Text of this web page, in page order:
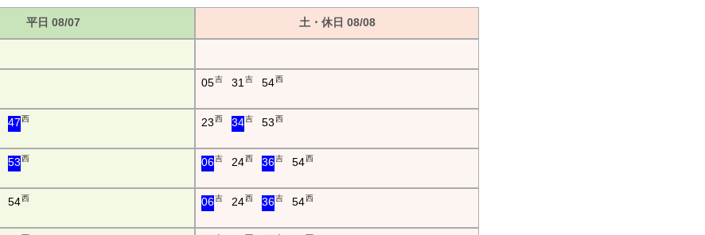
平日 08/07 土・休日 08/08
05吉 31吉 54西
47 西 23西 34吉 53 西
53 西 06吉 24西 36吉 54西
54西 06吉 24西 36吉 54西